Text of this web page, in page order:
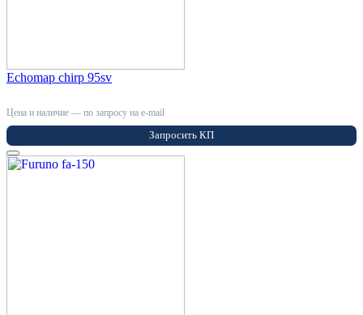
Echomap chirp 95sv
Цена и наличие — по запросу на e-mail
Запросить КП